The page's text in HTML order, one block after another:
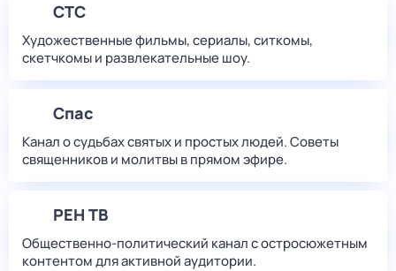
СТС
Художественные фильмы, сериалы, ситкомы,
скетчкомы и развлекательные шоу.
Спас
Канал о судьбах святых и простых людей. Советы
священников и молитвы в прямом эфире.
РЕН ТВ
Общественно-политический канал с остросюжетным
контентом для активной аудитории.